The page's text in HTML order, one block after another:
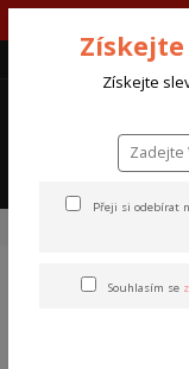
Získejte
Přeji si odebírat
Souhlasím se